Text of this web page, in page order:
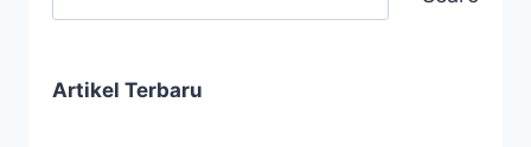
Artikel Terbaru